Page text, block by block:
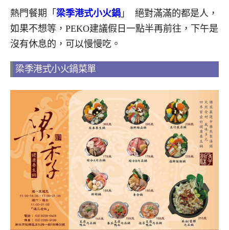
熱門餐期「 梁季港式小火鍋 」 絕對滿滿的都是人，
如果不想等，PEKO建議假日一點半再前往，下午是
沒有休息的，可以慢慢吃。
梁季港式小火鍋菜單